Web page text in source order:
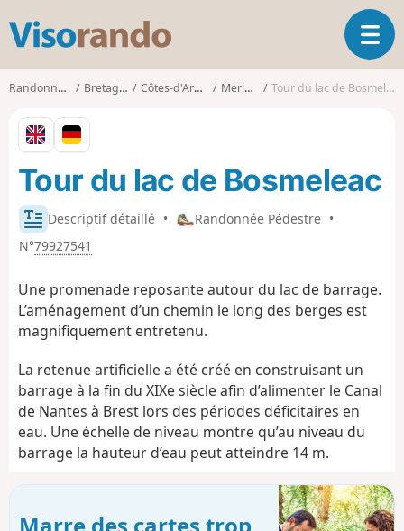
s
o
o
O
u
a
n
a
Randonnées Bretagne Côtes-d'Armor Merléac Tour du lac de Bosmeleac
Descriptif détaillé • Randonnée Pédestre •
N°79927541
Tour du lac de Bosmeleac
Une promenade reposante autour du lac de barrage.
L’aménagement d’un chemin le long des berges est
magnifiquement entretenu.
La retenue artificielle a été créé en construisant un
barrage à la fin du XIXe siècle afin d’alimenter le Canal
de Nantes à Brest lors des périodes déficitaires en
eau. Une échelle de niveau montre qu’au niveau du
barrage la hauteur d’eau peut atteindre 14 m.